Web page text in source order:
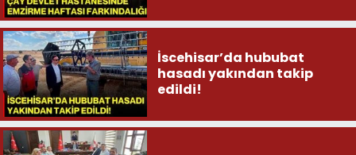
İscehisar’da hububat
hasadı yakından takip
edildi!